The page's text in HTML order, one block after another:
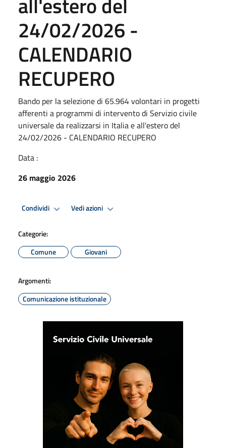
24/02/2026 -
CALENDARIO
RECUPERO
Bando per la selezione di 65.964 volontari in progetti
afferenti a programmi di intervento di Servizio civile
universale da realizzarsi in Italia e all'estero del
24/02/2026 - CALENDARIO RECUPERO
Data :
26 maggio 2026
Condividi Vedi azioni
Categorie:
Comune
Giovani
Argomenti:
Comunicazione istituzionale